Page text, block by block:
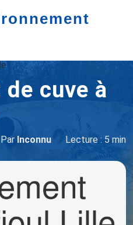
cuve à
Par Inconnu Lecture : 5 min